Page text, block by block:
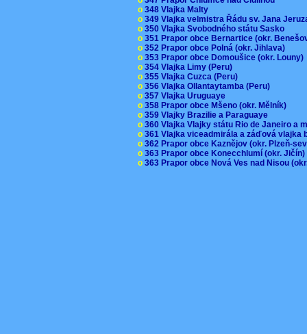
o 348 Vlajka Malty
o 349 Vlajka velmistra Řádu sv. Jana
o 350 Vlajka Svobodného státu Sasko
o 351 Prapor obce Bernartice (okr.
o 352 Prapor obce Polná (okr. Jihlava)
o 353 Prapor obce Domoušice (okr. Louny)
o 354 Vlajka Limy (Peru)
o 355 Vlajka Cuzca (Peru)
o 356 Vlajka Ollantaytamba (Peru)
o 357 Vlajka Uruguaye
o 358 Prapor obce Mšeno (okr. Mělník)
o 359 Vlajky Brazilie a Paraguaye
o 360 Vlajka Vlajky státu Rio de Janeiro a
o 361 Vlajka viceadmirála a záďová
o 362 Prapor obce Kaznějov (okr. Plzeň-
o 363 Prapor obce Konecchlumí (okr.
o 363 Prapor obce Nová Ves nad Nisou